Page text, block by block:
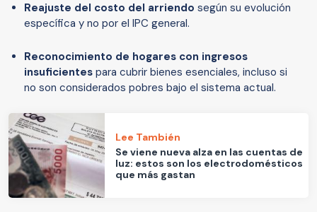
Reajuste del costo del arriendo según su evolución
específica y no por el IPC general.
Reconocimiento de hogares con ingresos
insuficientes para cubrir bienes esenciales, incluso si
no son considerados pobres bajo el sistema actual.
Lee También
Se viene nueva alza en las cuentas de
luz: estos son los electrodomésticos
que más gastan